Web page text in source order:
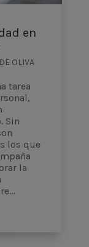
en
OLIVA
tarea
Sin
los que
la